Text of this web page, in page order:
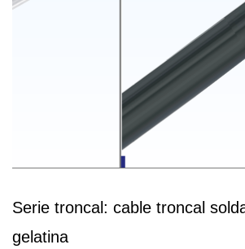
Serie troncal: cable troncal
gelatina